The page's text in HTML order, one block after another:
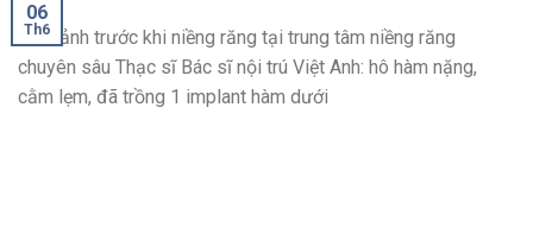
06
Th6
Hình ảnh trước khi niềng răng tại trung tâm niềng răng
chuyên sâu Thạc sĩ Bác sĩ nội trú Việt Anh: hô hàm nặng,
cằm lẹm, đã trồng 1 implant hàm dưới